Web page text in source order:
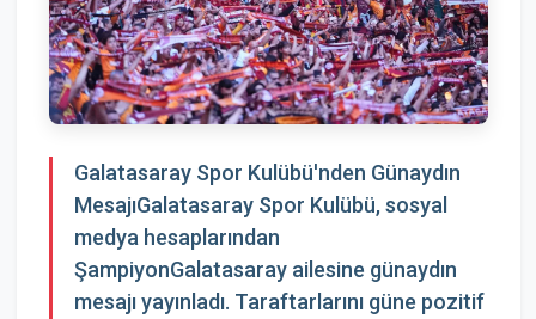
Galatasaray Spor Kulübü'nden Günaydın
MesajıGalatasaray Spor Kulübü, sosyal
medya hesaplarından
ŞampiyonGalatasaray ailesine günaydın
mesajı yayınladı. Taraftarlarını güne pozitif